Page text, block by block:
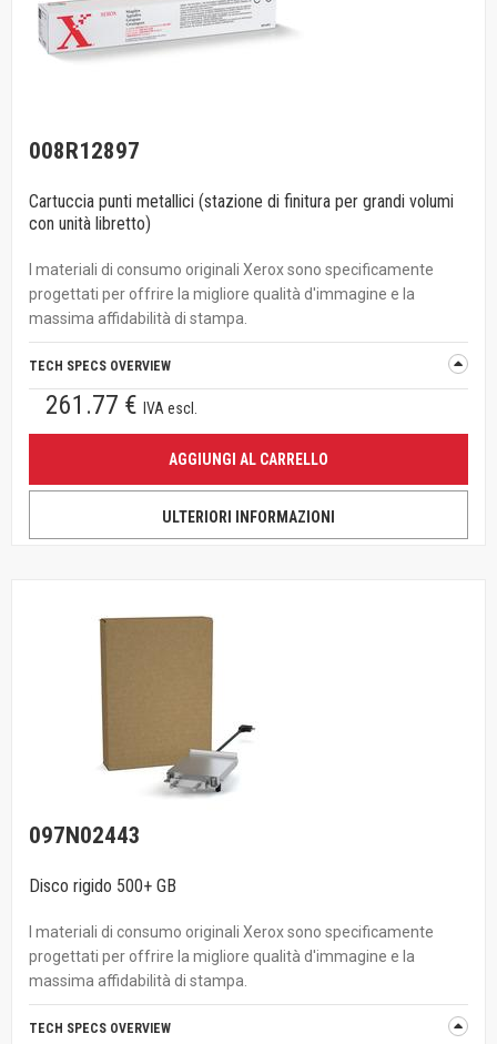
008R12897
Cartuccia punti metallici (stazione di finitura per grandi volumi
con unità libretto)
I materiali di consumo originali Xerox sono specificamente
progettati per offrire la migliore qualità d'immagine e la
massima affidabilità di stampa.
TECH SPECS OVERVIEW
261.77 € IVA escl.
AGGIUNGI AL CARRELLO
ULTERIORI INFORMAZIONI
097N02443
Disco rigido 500+ GB
I materiali di consumo originali Xerox sono specificamente
progettati per offrire la migliore qualità d'immagine e la
massima affidabilità di stampa.
TECH SPECS OVERVIEW